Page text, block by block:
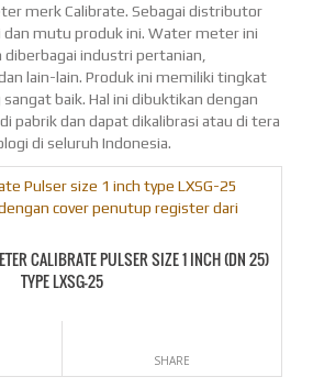
merk Calibrate. Sebagai distributor
dan mutu produk ini. Water meter ini
industri pertanian,
lain-lain. Produk ini memiliki tingkat
baik. Hal ini dibuktikan dengan
pabrik dan dapat dikalibrasi atau di tera
di seluruh Indonesia.
CALIBRATE PULSER SIZE 1 INCH (DN 25)
TYPE LXSG-25
SHARE